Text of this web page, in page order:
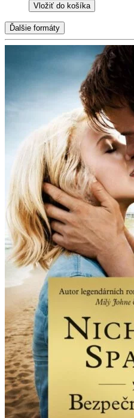
Vložiť do košíka
Ďalšie formáty